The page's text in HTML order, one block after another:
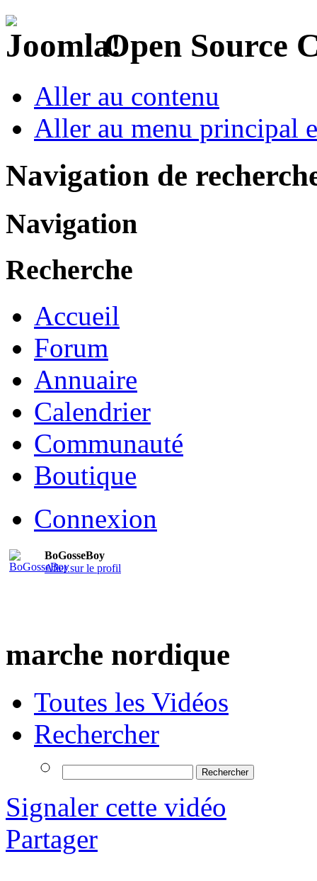
Open Source
Aller au contenu
Aller au menu principal
Navigation de
Navigation
Recherche
Accueil
Forum
Annuaire
Calendrier
Communauté
Boutique
Connexion
BoGosseBoy
Aller sur le profil
marche nordique
Toutes les Vidéos
Rechercher
Signaler cette vidéo
Partager